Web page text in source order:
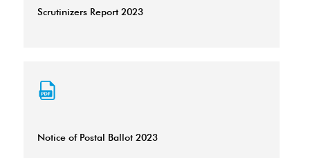
Scrutinizers Report 2023
Notice of Postal Ballot 2023